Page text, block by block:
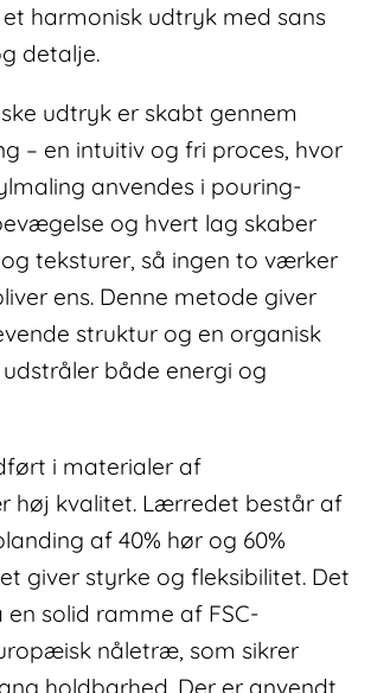
harmonisk udtryk med sans
detalje.
udtryk er skabt gennem
– en intuitiv og fri proces, hvor
anvendes i pouring-
og hvert lag skaber
teksturer, så ingen to værker
ens. Denne metode giver
struktur og en organisk
både energi og
i materialer af
høj kvalitet. Lærredet består af
af 40% hør og 60%
giver styrke og fleksibilitet. Det
solid ramme af FSC-
nåletræ, som sikrer
holdbarhed. Der er anvendt